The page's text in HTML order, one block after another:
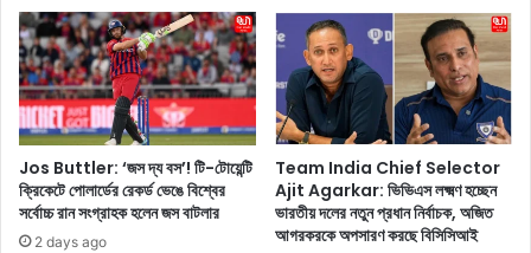
ক্ষি
ণী
ন
ব
ব
ধূ
কে
দে
খে
আ
লে
ডে
হা
রে
র
প
ম
হ
ম্ম
Jos Buttler: ‘জস দ্য বস’! টি-টোয়েন্টি
ক্রিকেটে পোলার্ডের রেকর্ড ভেঙে বিশ্বের
সর্বোচ্চ রান সংগ্রাহক হলেন জস বাটলার
2 days ago
Team India Chief Selector
Ajit Agarkar: ভিভিএস লক্ষ্মণ হচ্ছেন
ভারতীয় দলের নতুন প্রধান নির্বাচক, অজিত
আগরকরকে অপসারণ করছে বিসিসিআই